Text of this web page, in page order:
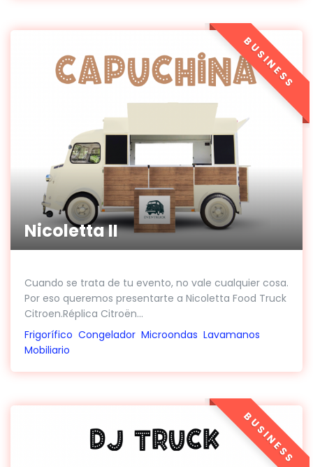
Nicoletta II
Cuando se trata de tu evento, no vale cualquier cosa.
Por eso queremos presentarte a Nicoletta Food Truck
Citroen.Réplica Citroën...
Frigorífico Congelador Microondas Lavamanos
Mobiliario
BUSINESS
BUSINESS